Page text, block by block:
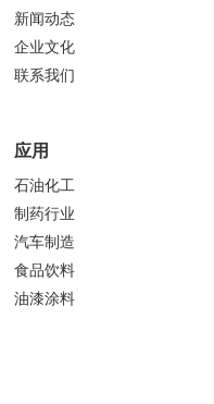
新闻动态
企业文化
联系我们
应用
石油化工
制药行业
汽车制造
食品饮料
油漆涂料